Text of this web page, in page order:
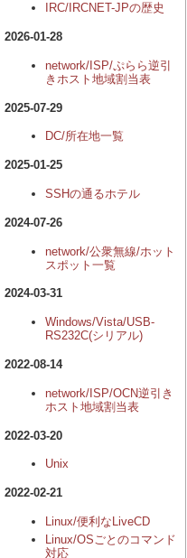
IRC/IRCNET-JPの歴史
2026-01-28
network/ISP/ぷらら逆引
きホスト地域割当表
2025-07-29
DC/所在地一覧
2025-01-25
SSHの通るホテル
2024-07-26
network/公衆無線/ホット
スポット一覧
2024-03-31
Windows/Vista/USB-
RS232C(シリアル)
2022-08-14
network/ISP/OCN逆引き
ホスト地域割当表
2022-03-20
Unix
2022-02-21
Linux/便利なLiveCD
Linux/OSごとのコマンド
対応